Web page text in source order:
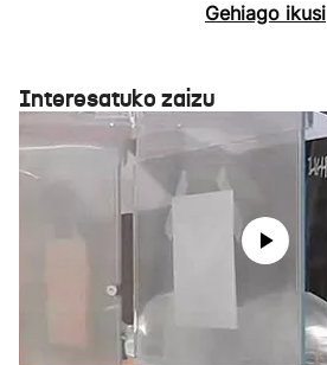
Gehiago ikusi
Interesatuko zaizu